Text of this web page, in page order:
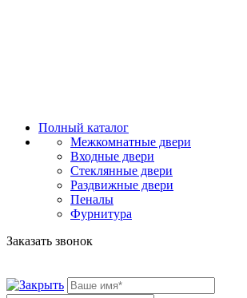
Полный каталог
Межкомнатные двери
Входные двери
Стеклянные двери
Раздвижные двери
Пеналы
Фурнитура
Заказать звонок